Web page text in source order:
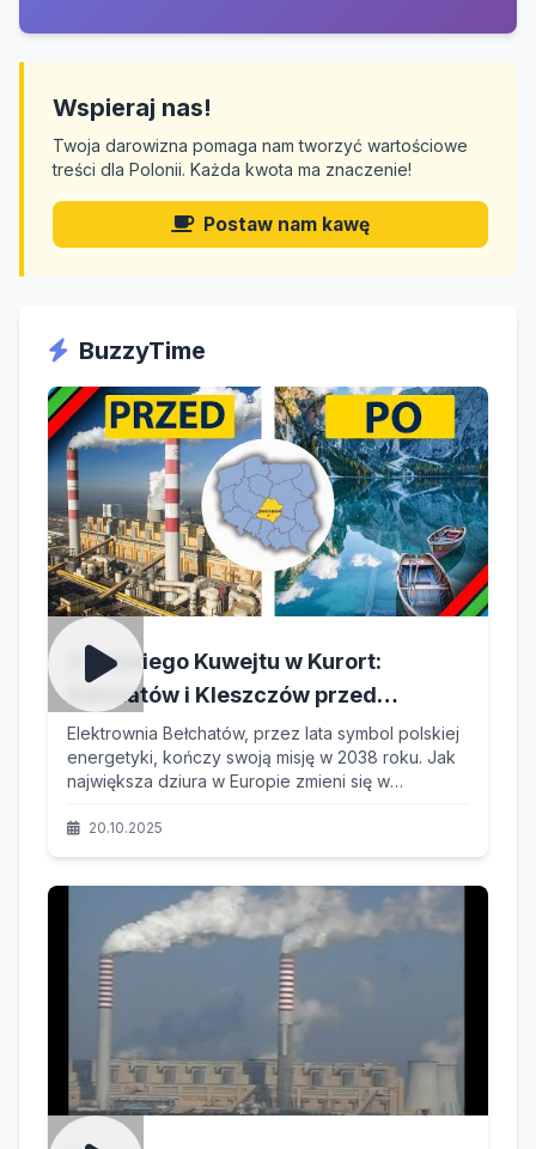
Wspieraj nas!
Twoja darowizna pomaga nam tworzyć wartościowe
treści dla Polonii. Każda kwota ma znaczenie!
Postaw nam kawę
BuzzyTime
Z Polskiego Kuwejtu w Kurort:
Bełchatów i Kleszczów przed
największą transformacją w Europie
Elektrownia Bełchatów, przez lata symbol polskiej
energetyki, kończy swoją misję w 2038 roku. Jak
największa dziura w Europie zmieni się w
turystów z całego kontynentu?
20.10.2025